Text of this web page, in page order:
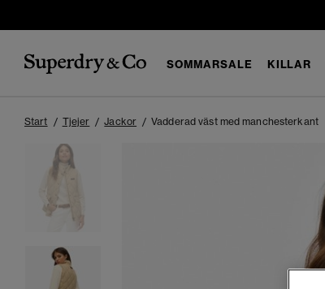
SOMMARSALE KILLAR
Start Tjejer Jackor Vadderad väst med manchesterkant